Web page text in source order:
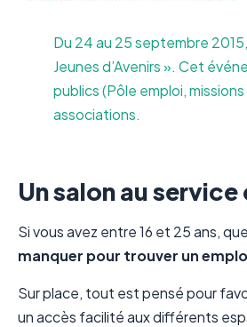
Du 24 au 25 septembre
Jeunes d’Avenirs ». Cet
publics (Pôle emploi,
associations.
Un salon au
Si vous avez entre 16 et 25 ans,
manquer pour trouver un
Sur place, tout est pensé pour
un accès facilité aux différents